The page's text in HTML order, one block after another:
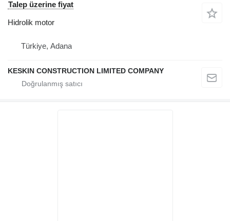
Talep üzerine fiyat
Hidrolik motor
Türkiye, Adana
KESKIN CONSTRUCTION LIMITED COMPANY